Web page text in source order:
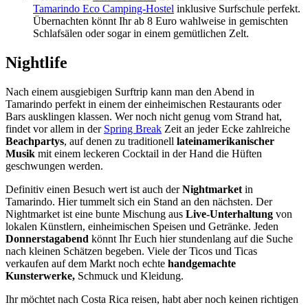
Tamarindo Eco Camping-Hostel inklusive Surfschule perfekt.
Übernachten könnt Ihr ab 8 Euro wahlweise in gemischten
Schlafsälen oder sogar in einem gemütlichen Zelt.
Nightlife
Nach einem ausgiebigen Surftrip kann man den Abend in
Tamarindo perfekt in einem der einheimischen Restaurants oder
Bars ausklingen klassen. Wer noch nicht genug vom Strand hat,
findet vor allem in der Spring Break Zeit an jeder Ecke zahlreiche
Beachpartys, auf denen zu traditionell lateinamerikanischer
Musik mit einem leckeren Cocktail in der Hand die Hüften
geschwungen werden.
Definitiv einen Besuch wert ist auch derNightmarket in
Tamarindo. Hier tummelt sich ein Stand an den nächsten. Der
Nightmarket ist eine bunte Mischung aus Live-Unterhaltung von
lokalen Künstlern, einheimischen Speisen und Getränke. Jeden
Donnerstagabend könnt Ihr Euch hier stundenlang auf die Suche
nach kleinen Schätzen begeben. Viele der Ticos und Ticas
verkaufen auf dem Markt noch echte handgemachte
Kunsterwerke, Schmuck und Kleidung.
Ihr möchtet nach Costa Rica reisen, habt aber noch keinen richtigen